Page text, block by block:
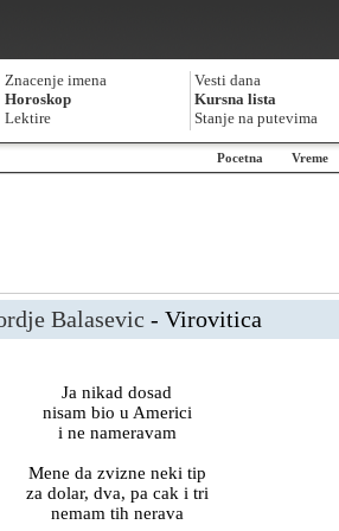
Znacenje imena
Horoskop
Lektire
Vesti dana
Kursna lista
Stanje na putevima
Pocetna Vreme
Balasevic - Virovitica
Ja nikad dosad
nisam bio u Americi
i ne nameravam
Mene da zvizne neki tip
za dolar, dva, pa cak i tri
nemam tih nerava